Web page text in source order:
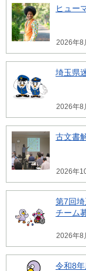
ヒュー
2026年8
埼玉県
2026年8
古文書
2026年
第7回
チーム
2026年8
令和8